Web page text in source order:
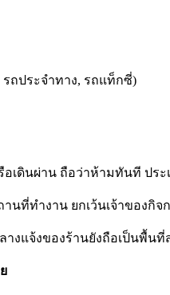
ถประจำทาง, รถแท็กซี่)
เดินผ่าน ถือว่าห้ามทันที ปร
นที่ทำงาน ยกเว้นเจ้าของกิจ
างแจ้งของร้านยังถือเป็นพื้น